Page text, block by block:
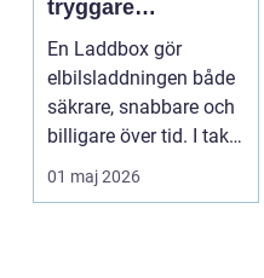
tryggare
elbilsladdning
hemma
En Laddbox gör
elbilsladdningen både
säkrare, snabbare och
billigare över tid. I takt
med att fler s...
01 maj 2026